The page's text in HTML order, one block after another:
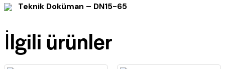
Teknik Doküman – DN15-65
İlgili ürünler